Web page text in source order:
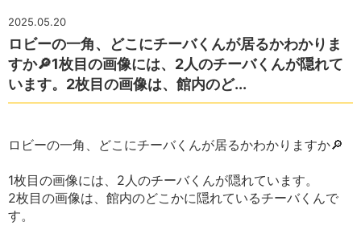
2025.05.20
ロビーの一角、どこにチーバくんが居るかわかりま
すか🔎1枚目の画像には、2人のチーバくんが隠れて
います。2枚目の画像は、館内のど...
ロビーの一角、どこにチーバくんが居るかわかりますか🔎
1枚目の画像には、2人のチーバくんが隠れています。
2枚目の画像は、館内のどこかに隠れているチーバくんで
す。